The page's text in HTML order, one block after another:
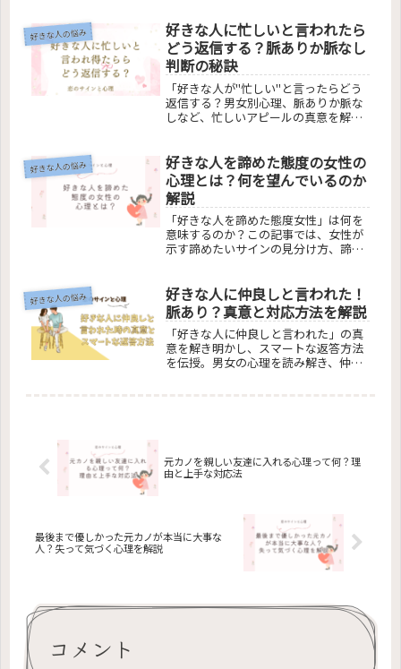
夢に出てくるのか、その夢が示す可能
性とは何か。夢の後の感情の整理方法
や、好きな人が夢に出る理由につい
て、スピリチュアルや心理学の視点か
ら解説します。自分の感情を理解し、
夢からのメッセージを受け取るための
ガイドです。
好きな人の悩み
好きな人に忙しいと言われたら
どう返信する？脈ありか脈なし
判断の秘訣
「好きな人が"忙しい"と言ったらどう
返信する？男女別心理、脈ありか脈な
しなど、忙しいアピールの真意を解読
めの秘訣を解説します。」
好きな人の悩み
好きな人を諦めた態度の女性の
心理とは？何を望んでいるのか
解説
「好きな人を諦めた態度女性」は何を
意味するのか？この記事では、女性が
示す諦めたいサインの見分け方、諦め
す。片思いを諦めた時の女性の心理か
ら新たな恋への道まで、深く掘り下げ
て解説していきます。読者の悩みを解
消し、新しい視点で恋愛を捉え直すた
めの手引きです。
好きな人の悩み
好きな人に仲良しと言われた！
脈あり？真意と対応方法を解説
「好きな人に仲良しと言われた」の真
意を解き明かし、スマートな返答方法
を伝授。男女の心理を読み解き、仲良
深い意味を理解するための鍵となりま
す。
元カノを親しい友達に入れる心理って何？理
由と上手な対応法
最後まで優しかった元カノが本当に大事な
人？失って気づく心理を解説
コメント